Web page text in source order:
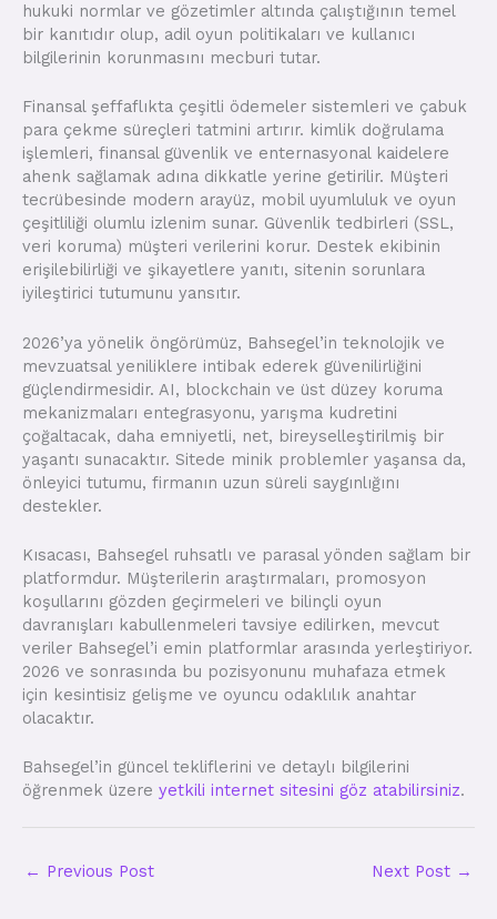
hukuki normlar ve gözetimler altında çalıştığının temel
bir kanıtıdır olup, adil oyun politikaları ve kullanıcı
bilgilerinin korunmasını mecburi tutar.
Finansal şeffaflıkta çeşitli ödemeler sistemleri ve çabuk
para çekme süreçleri tatmini artırır. kimlik doğrulama
işlemleri, finansal güvenlik ve enternasyonal kaidelere
ahenk sağlamak adına dikkatle yerine getirilir. Müşteri
tecrübesinde modern arayüz, mobil uyumluluk ve oyun
çeşitliliği olumlu izlenim sunar. Güvenlik tedbirleri (SSL,
veri koruma) müşteri verilerini korur. Destek ekibinin
erişilebilirliği ve şikayetlere yanıtı, sitenin sorunlara
iyileştirici tutumunu yansıtır.
2026’ya yönelik öngörümüz, Bahsegel’in teknolojik ve
mevzuatsal yeniliklere intibak ederek güvenilirliğini
güçlendirmesidir. AI, blockchain ve üst düzey koruma
mekanizmaları entegrasyonu, yarışma kudretini
çoğaltacak, daha emniyetli, net, bireyselleştirilmiş bir
yaşantı sunacaktır. Sitede minik problemler yaşansa da,
önleyici tutumu, firmanın uzun süreli saygınlığını
destekler.
Kısacası, Bahsegel ruhsatlı ve parasal yönden sağlam bir
platformdur. Müşterilerin araştırmaları, promosyon
koşullarını gözden geçirmeleri ve bilinçli oyun
davranışları kabullenmeleri tavsiye edilirken, mevcut
veriler Bahsegel’i emin platformlar arasında yerleştiriyor.
2026 ve sonrasında bu pozisyonunu muhafaza etmek
için kesintisiz gelişme ve oyuncu odaklılık anahtar
olacaktır.
Bahsegel’in güncel tekliflerini ve detaylı bilgilerini
öğrenmek üzere yetkili internet sitesini göz atabilirsiniz.
← Previous Post Next Post →